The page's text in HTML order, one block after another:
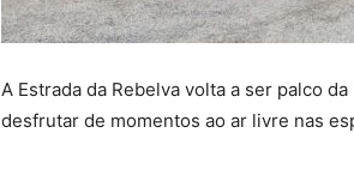
A Estrada da Rebelva volta a ser palco
desfrutar de momentos ao ar livre nas